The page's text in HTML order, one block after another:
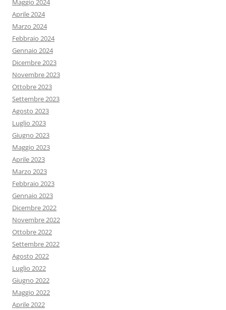
Maggio 2024
Aprile 2024
Marzo 2024
Febbraio 2024
Gennaio 2024
Dicembre 2023
Novembre 2023
Ottobre 2023
Settembre 2023
Agosto 2023
Luglio 2023
Giugno 2023
Maggio 2023
Aprile 2023
Marzo 2023
Febbraio 2023
Gennaio 2023
Dicembre 2022
Novembre 2022
Ottobre 2022
Settembre 2022
Agosto 2022
Luglio 2022
Giugno 2022
Maggio 2022
Aprile 2022